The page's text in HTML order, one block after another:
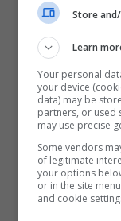
Store
Learn
Your personal
your device
data) may be
partners, or used
may use precise
Some vendors
of legitimate
your options
or in the site
and cookie